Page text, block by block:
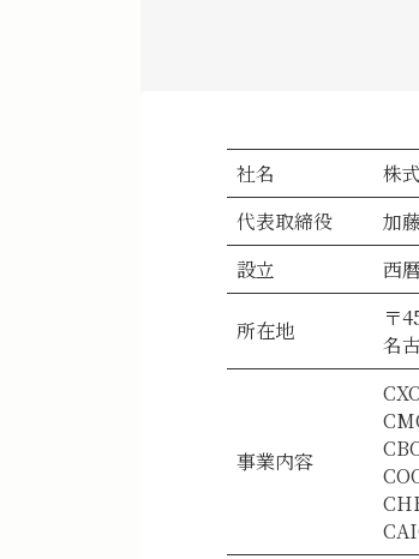
社名
株
代表取締役
加
設立
西
所在地
〒
名
事業内容